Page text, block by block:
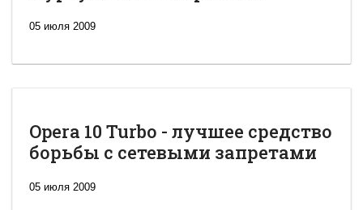
05 июля 2009
Opera 10 Turbo - лучшее средство
борьбы с сетевыми запретами
05 июля 2009